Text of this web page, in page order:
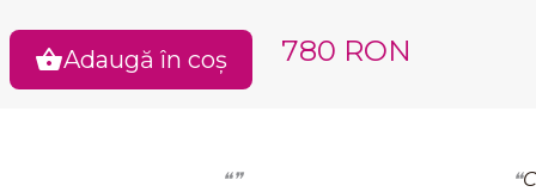
Adaugă în coș 780 RON